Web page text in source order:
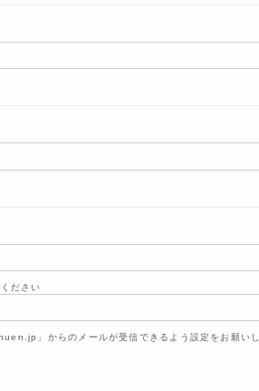
ださい
」からのメールが受信できるよう設定をお願い